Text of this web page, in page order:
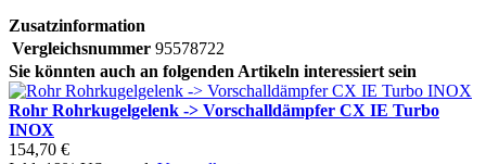
Zusatzinformation
Vergleichsnummer 95578722
Sie könnten auch an folgenden Artikeln interessiert sein
Rohr Rohrkugelgelenk -> Vorschalldämpfer CX IE Turbo
INOX
154,70 €